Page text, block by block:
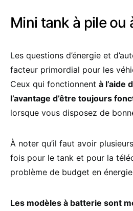
Mini tank à pile ou
Les questions d’énergie et
facteur primordial pour les
Ceux qui fonctionnent à l’aide
l’avantage d’être toujours
lorsque vous disposez de
À noter qu’il faut avoir
fois pour le tank et pour la
problème de budget en énergie
Les modèles à batterie sont